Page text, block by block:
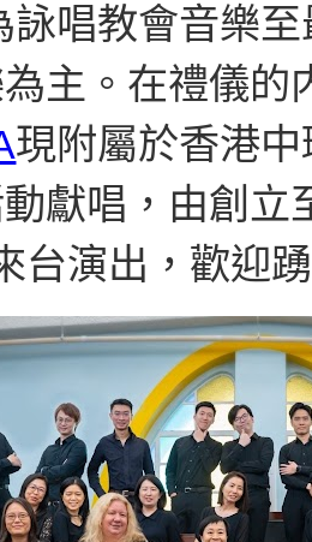
詠唱教會音樂
主。在禮儀的
現附屬於香港
獻唱，由創
台演出，歡迎